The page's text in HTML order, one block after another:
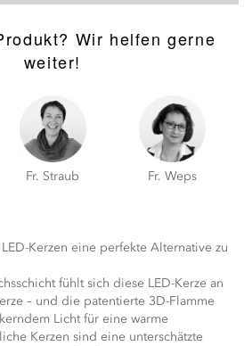
Wir helfen gerne
weiter!
Fr. Straub Fr. Weps
Kerzen eine perfekte Alternative zu
fühlt sich diese LED-Kerze an
– und die patentierte 3D-Flamme
Licht für eine warme
Kerzen sind eine unterschätzte